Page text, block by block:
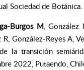
Sociedad de
Burgos M, González
González-Reyes A,
la transición
2022, Putaendo,